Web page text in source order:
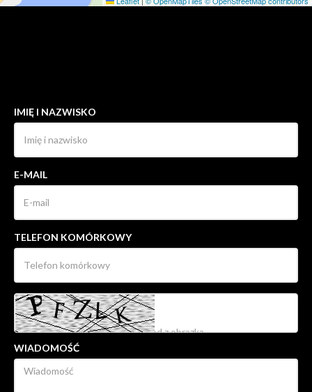
IMIĘ I NAZWISKO
E-MAIL
TELEFON KOMÓRKOWY
WIADOMOŚĆ